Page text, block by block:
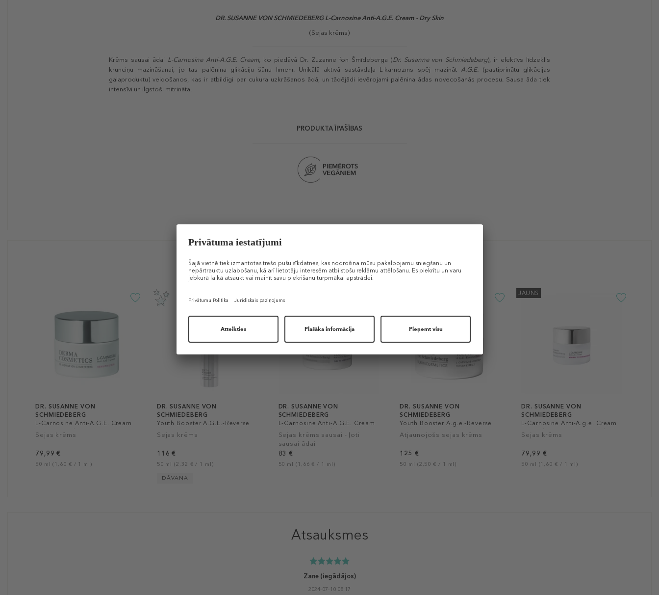
DR. SUSANNE VON SCHMIEDEBERG L-Carnosine Anti-A.G.E. Cream - Dry Skin
(Sejas krēms)
Krēms sausai ādai L-Carnosine Anti-A.G.E. Cream, ko piedāvā Dr. Zuzanne fon Šmīdeberga (Dr. Susanne von Schmiedeberg), ir efektīvs līdzeklis
krunciņu mazināšanai, jo tas palēnina glikāciju šūnu līmenī. Unikālā aktīvā sastāvdaļa L-karnozīns spēj mazinātA.G.E. (pastiprinātu glikācijas
galaproduktu) veidošanos, kas ir atbildīgi par cukura uzkrāšanos ādā, un tādējādi ievērojami palēnina ādas novecošanās procesu. Sausa āda tiek
intensīvi un ilgstoši mitrināta.
PRODUKTA ĪPAŠĪBAS
Līdzīgi produkti
DR. SUSANNE VON
SCHMIEDEBERG
L-Carnosine Anti-A.G.E. Cream
- Sensitive Skin
Sejas krēms
79,99 €
50 ml (1,60 € / 1 ml)
DR. SUSANNE VON
SCHMIEDEBERG
Youth Booster A.G.E.-Reverse
Cream
Sejas krēms
116 €
50 ml (2,32 € / 1 ml)
DĀVANA
DR. SUSANNE VON
SCHMIEDEBERG
L-Carnosine Anti-A.G.E. Cream
Dry to Very Dry Skin
Sejas krēms sausai - ļoti
sausai ādai
83 €
50 ml (1,66 € / 1 ml)
DR. SUSANNE VON
SCHMIEDEBERG
Youth Booster A.g.e.-Reverse
Rich Cream
Atjaunojošs sejas krēms
125 €
50 ml (2,50 € / 1 ml)
JAUNS
DR. SUSANNE VON
SCHMIEDEBERG
L-Carnosine Anti-A.g.e. Cream
Normal To Combination Skin
Sejas krēms
79,99 €
50 ml (1,60 € / 1 ml)
Atsauksmes
Zane(iegādājos)
2024-07-10 08:17